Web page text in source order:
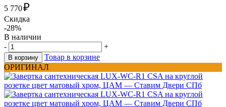
5 770₽
Скидка
-28%
В наличии
-
+
В корзину
Товар в корзине
ОРИГИНАЛ